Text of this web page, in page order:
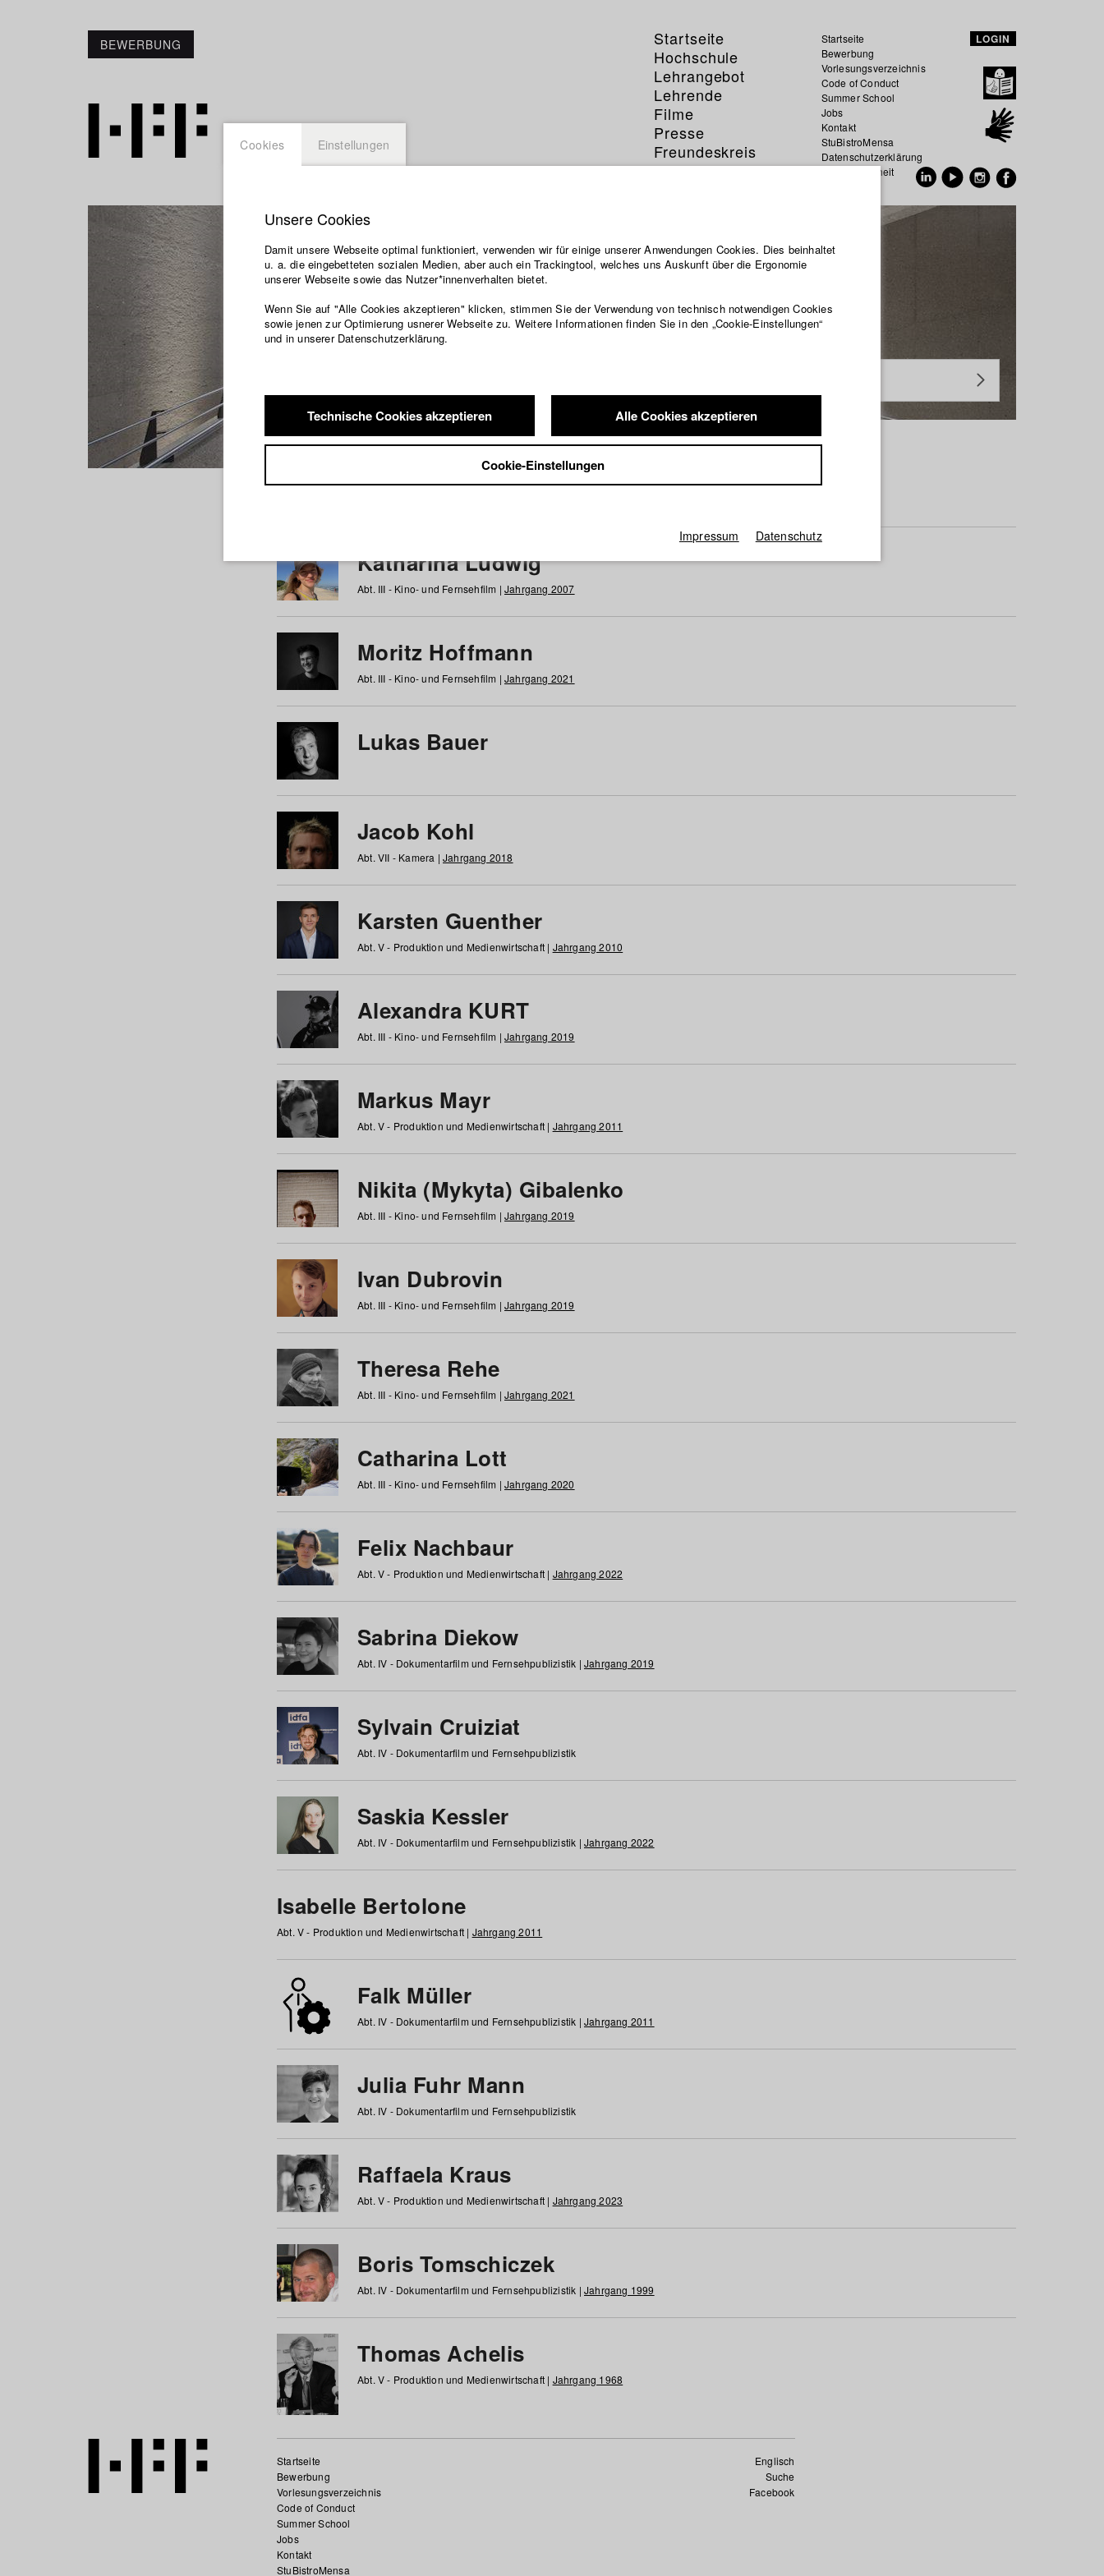
BEWERBUNG
Startseite
Hochschule
Lehrangebot
Lehrende
Filme
Presse
Freundeskreis
Service
Startseite
Bewerbung
Vorlesungsverzeichnis
Code of Conduct
Summer School
Jobs
Kontakt
StuBistroMensa
Datenschutzerklärung
Datensicherheit
LOGIN
Studierende / Alumni
a b c d e f g h i j k l m n o p q r s t u v w x y z Alle
Katharina Ludwig
Abt. III - Kino- und Fernsehfilm | Jahrgang 2007
Moritz Hoffmann
Abt. III - Kino- und Fernsehfilm | Jahrgang 2021
Lukas Bauer
Jacob Kohl
Abt. VII - Kamera | Jahrgang 2018
Karsten Guenther
Abt. V - Produktion und Medienwirtschaft | Jahrgang 2010
Alexandra KURT
Abt. III - Kino- und Fernsehfilm | Jahrgang 2019
Markus Mayr
Abt. V - Produktion und Medienwirtschaft | Jahrgang 2011
Nikita (Mykyta) Gibalenko
Abt. III - Kino- und Fernsehfilm | Jahrgang 2019
Ivan Dubrovin
Abt. III - Kino- und Fernsehfilm | Jahrgang 2019
Theresa Rehe
Abt. III - Kino- und Fernsehfilm | Jahrgang 2021
Catharina Lott
Abt. III - Kino- und Fernsehfilm | Jahrgang 2020
Felix Nachbaur
Abt. V - Produktion und Medienwirtschaft | Jahrgang 2022
Sabrina Diekow
Abt. IV - Dokumentarfilm und Fernsehpublizistik | Jahrgang 2019
Sylvain Cruiziat
Abt. IV - Dokumentarfilm und Fernsehpublizistik
Saskia Kessler
Abt. IV - Dokumentarfilm und Fernsehpublizistik | Jahrgang 2022
Isabelle Bertolone
Abt. V - Produktion und Medienwirtschaft | Jahrgang 2011
Falk Müller
Abt. IV - Dokumentarfilm und Fernsehpublizistik | Jahrgang 2011
Julia Fuhr Mann
Abt. IV - Dokumentarfilm und Fernsehpublizistik
Raffaela Kraus
Abt. V - Produktion und Medienwirtschaft | Jahrgang 2023
Boris Tomschiczek
Abt. IV - Dokumentarfilm und Fernsehpublizistik | Jahrgang 1999
Thomas Achelis
Abt. V - Produktion und Medienwirtschaft | Jahrgang 1968
Englisch
Suche
Facebook
Startseite
Bewerbung
Vorlesungsverzeichnis
Code of Conduct
Summer School
Jobs
Kontakt
StuBistroMensa
Cookies Einstellungen
Unsere Cookies
Damit unsere Webseite optimal funktioniert, verwenden wir für einige unserer Anwendungen Cookies. Dies beinhaltet
u. a. die eingebetteten sozialen Medien, aber auch ein Trackingtool, welches uns Auskunft über die Ergonomie
unserer Webseite sowie das Nutzer*innenverhalten bietet.
Wenn Sie auf "Alle Cookies akzeptieren" klicken, stimmen Sie der Verwendung von technisch notwendigen Cookies
sowie jenen zur Optimierung usnerer Webseite zu. Weitere Informationen finden Sie in den „Cookie-Einstellungen“
und in unserer Datenschutzerklärung.
Technische Cookies akzeptieren Alle Cookies akzeptieren
Cookie-Einstellungen
Impressum Datenschutz